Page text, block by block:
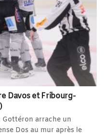
Davos et Fribourg-
Gottéron arrache un
Dos au mur après le